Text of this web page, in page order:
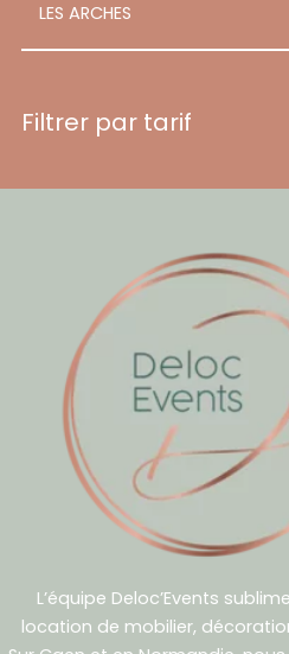
LES ARCHES
Filtrer par tarif
L’équipe Deloc’Events
location de mobilier,